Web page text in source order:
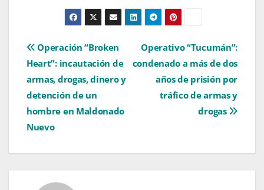
Navegación
de
entradas
Operativo “Tucumán”:
condenado a más de dos
años de prisión por
tráfico de armas y
drogas
Operación “Broken
Heart”: incautación de
armas, drogas, dinero y
detención de un
hombre en Maldonado
Nuevo